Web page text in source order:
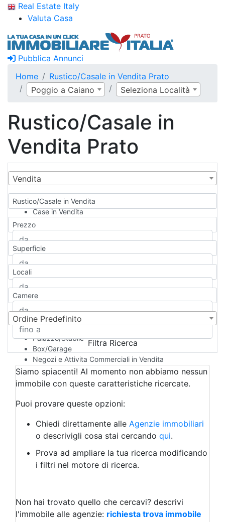
Real Estate Italy
Valuta Casa
Pubblica Annunci
Home
Rustico/Casale in Vendita Prato
Poggio a Caiano
Seleziona Località
Rustico/Casale in
Vendita Prato
Vendita
Rustico/Casale in Vendita
Case in Vendita
Qualsiasi
Appartamento
Casa indipendente
Casa Semi-indipendente
Attico/Mansarda
Rustico/Casale
Camera d'Albergo
Multiproprietà
Palazzo/Stabile
Box/Garage
Negozi e Attivita Commerciali in Vendita
Qualsiasi
Attività/Licenza Commerciale
Azienda Agricola
Bar/Ristorante
Albergo
Laboratorio Artigianale
Negozio/locale commerciale
Agriturismo
Magazzini
Qualsiasi
Terreno edificabile
Prezzo
Superficie
Locali
Camere
Ordine Predefinito
Filtra Ricerca
Siamo spiacenti! Al momento non abbiamo nessun
immobile con queste caratteristiche ricercate.
Puoi provare queste opzioni:
Chiedi direttamente alle Agenzie immobiliari
o descrivigli cosa stai cercando qui.
Prova ad ampliare la tua ricerca modificando
i filtri nel motore di ricerca.
Non hai trovato quello che cercavi? descrivi
l'immobile alle agenzie: richiesta trova immobile